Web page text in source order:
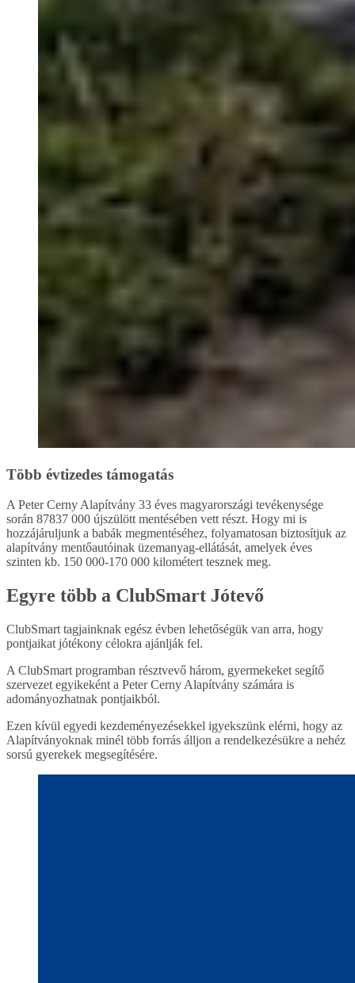
Több évtizedes támogatás
A Peter Cerny Alapítvány 33 éves magyarországi tevékenysége
során 87837 000 újszülött mentésében vett részt. Hogy mi is
hozzájáruljunk a babák megmentéséhez, folyamatosan biztosítjuk az
alapítvány mentőautóinak üzemanyag-ellátását, amelyek éves
szinten kb. 150 000-170 000 kilométert tesznek meg.
Egyre több a ClubSmart Jótevő
ClubSmart tagjainknak egész évben lehetőségük van arra, hogy
pontjaikat jótékony célokra ajánlják fel.
A ClubSmart programban résztvevő három, gyermekeket segítő
szervezet egyikeként a Peter Cerny Alapítvány számára is
adományozhatnak pontjaikból.
Ezen kívül egyedi kezdeményezésekkel igyekszünk elérni, hogy az
Alapítványoknak minél több forrás álljon a rendelkezésükre a nehéz
sorsú gyerekek megsegítésére.